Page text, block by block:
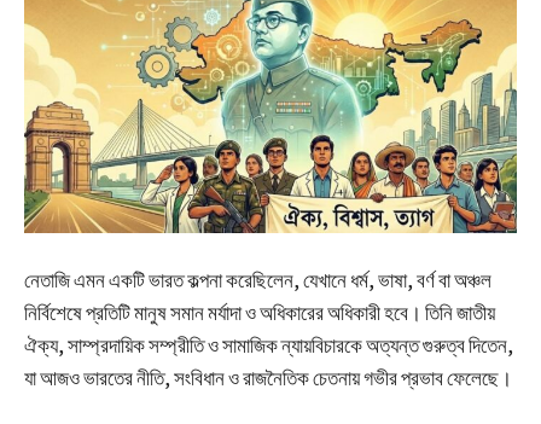
নেতাজি এমন একটি ভারত কল্পনা করেছিলেন, যেখানে ধর্ম, ভাষা, বর্ণ বা অঞ্চল
নির্বিশেষে প্রতিটি মানুষ সমান মর্যাদা ও অধিকারের অধিকারী হবে। তিনি জাতীয়
ঐক্য, সাম্প্রদায়িক সম্প্রীতি ও সামাজিক ন্যায়বিচারকে অত্যন্ত গুরুত্ব দিতেন,
যা আজও ভারতের নীতি, সংবিধান ও রাজনৈতিক চেতনায় গভীর প্রভাব ফেলেছে।